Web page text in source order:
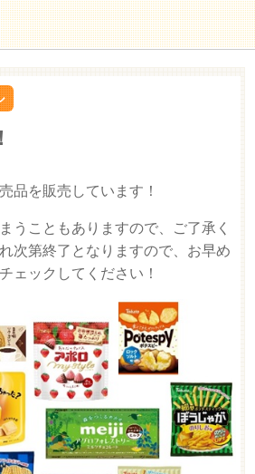
品を販売しています！
うこともありますので、ご了承く
次第終了となりますので、お早め
ェックしてください！